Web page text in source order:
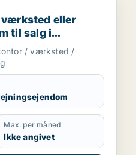
eller
værksted eller
til salg i
/ værksted /
Max. per måned
Ikke angivet